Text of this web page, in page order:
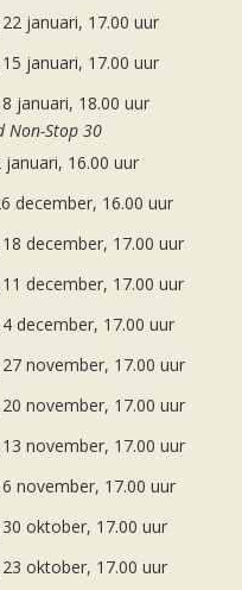
januari, 17.00 uur
januari, 17.00 uur
januari, 18.00 uur
Non-Stop 30
januari, 16.00 uur
december, 16.00 uur
december, 17.00 uur
december, 17.00 uur
december, 17.00 uur
november, 17.00 uur
november, 17.00 uur
november, 17.00 uur
november, 17.00 uur
oktober, 17.00 uur
oktober, 17.00 uur